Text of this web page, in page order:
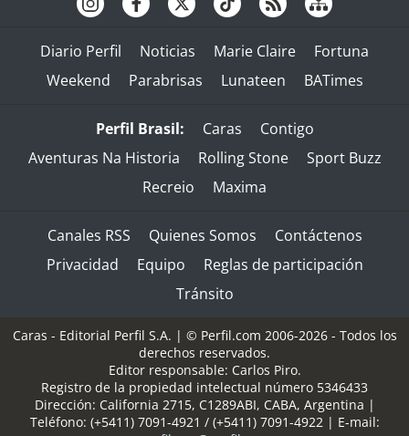
Diario Perfil Noticias Marie Claire
Fortuna
Weekend
Parabrisas Lunateen BATimes
Perfil Brasil: Caras
Contigo
Aventuras Na Historia
Rolling Stone
Sport Buzz
Recreio
Maxima
Canales RSS Quienes Somos
Contáctenos
Privacidad
Equipo
Reglas de participación
Tránsito
Caras - Editorial Perfil S.A. | © Perfil.com 2006-2026 - Todos los
derechos reservados.
Editor responsable: Carlos Piro.
Registro de la propiedad intelectual número 5346433
Dirección: California 2715, C1289ABI, CABA, Argentina |
Teléfono: (+5411) 7091-4921 / (+5411) 7091-4922 | E-mail: